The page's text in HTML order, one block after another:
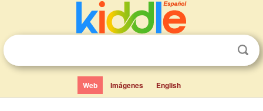
Web Imágenes English